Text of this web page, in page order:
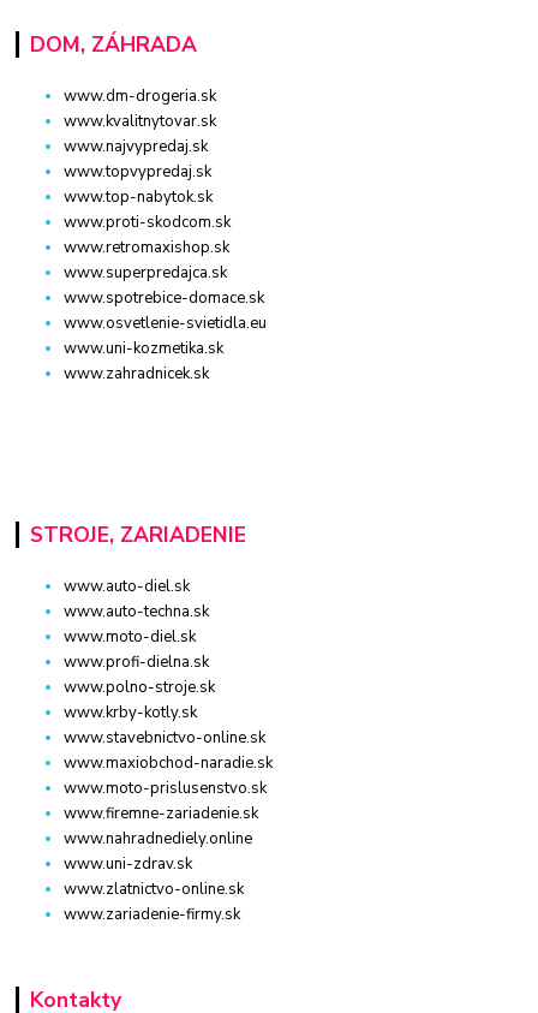
DOM, ZÁHRADA
www.dm-drogeria.sk
www.kvalitnytovar.sk
www.najvypredaj.sk
www.topvypredaj.sk
www.top-nabytok.sk
www.proti-skodcom.sk
www.retromaxishop.sk
www.superpredajca.sk
www.spotrebice-domace.sk
www.osvetlenie-svietidla.eu
www.uni-kozmetika.sk
www.zahradnicek.sk
STROJE, ZARIADENIE
www.auto-diel.sk
www.auto-techna.sk
www.moto-diel.sk
www.profi-dielna.sk
www.polno-stroje.sk
www.krby-kotly.sk
www.stavebnictvo-online.sk
www.maxiobchod-naradie.sk
www.moto-prislusenstvo.sk
www.firemne-zariadenie.sk
www.nahradnediely.online
www.uni-zdrav.sk
www.zlatnictvo-online.sk
www.zariadenie-firmy.sk
Kontakty